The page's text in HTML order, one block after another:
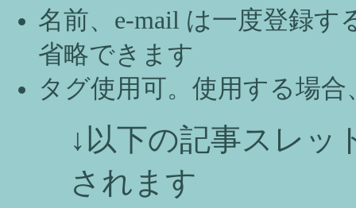
名前、e-mail は一度登録
省略できます
タグ使用可。使用する場
↓以下の記事スレッ
されます